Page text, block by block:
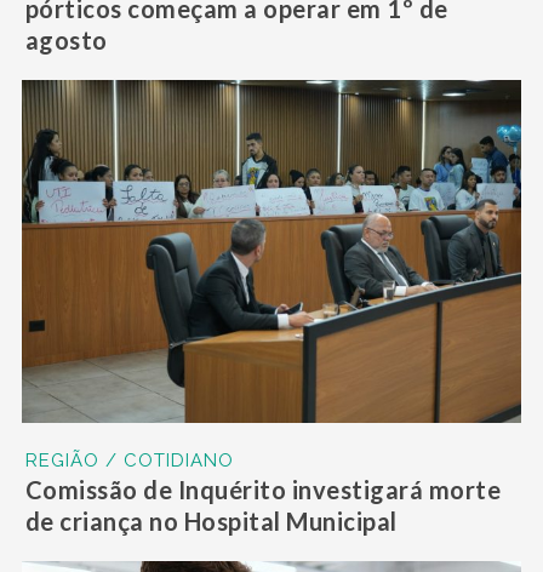
pórticos começam a operar em 1º de
agosto
REGIÃO / COTIDIANO
Comissão de Inquérito investigará morte
de criança no Hospital Municipal